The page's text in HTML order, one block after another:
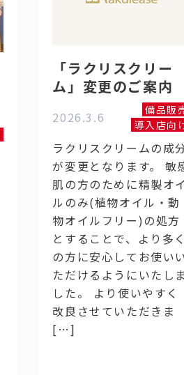
「ラクリスクリー
ム」変更のご案内
2026.3.6
備品販
導入店向
ラクリスクリームの成
が変更となります。 敏
肌の方のために精製オ
ルのみ(植物オイル・動
物オイルフリー)の処方
とすることで、より多
の方に安心してお使い
ただけるようにいたし
した。 より使いやすく
改良させていただきま
[…]